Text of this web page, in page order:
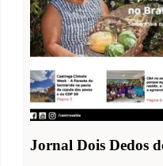
Jornal Dois Dedos